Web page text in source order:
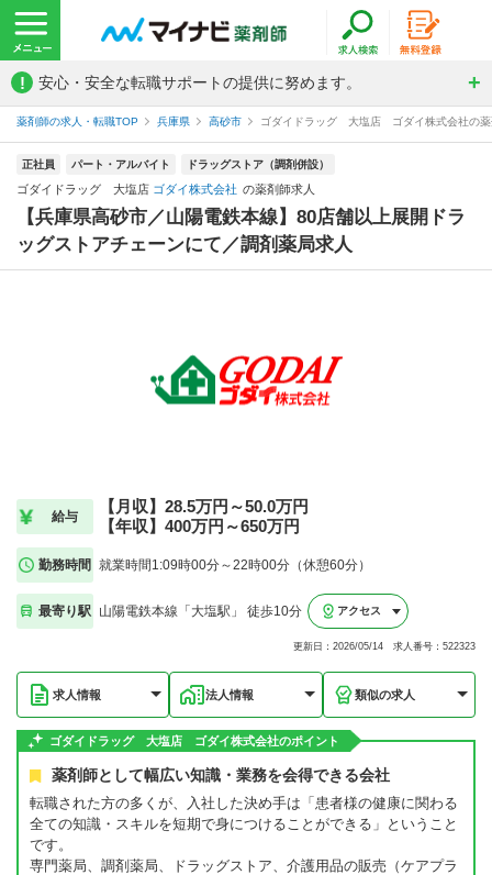
! 安心・安全な転職サポートの提供に努めます。
薬剤師の求人・転職TOP 兵庫県 高砂市 ゴダイドラッグ 大塩店 ゴダイ株式会社の薬
正社員 パート・アルバイト ドラッグストア（調剤併設）
ゴダイドラッグ 大塩店 ゴダイ株式会社 の薬剤師求人
【兵庫県高砂市／山陽電鉄本線】80店舗以上展開ドラ
ッグストアチェーンにて／調剤薬局求人
給与
【月収】28.5万円～50.0万円
【年収】400万円～650万円
勤務時間 就業時間1:09時00分～22時00分（休憩60分）
最寄り駅 山陽電鉄本線「大塩駅」 徒歩10分 アクセス
更新日：2026/05/14 求人番号：522323
求人情報 法人情報 類似の求人
ゴダイドラッグ 大塩店 ゴダイ株式会社のポイント
薬剤師として幅広い知識・業務を会得できる会社
転職された方の多くが、入社した決め手は「患者様の健康に関わる
全ての知識・スキルを短期で身につけることができる」ということ
です。
専門薬局、調剤薬局、ドラッグストア、介護用品の販売（ケアプラ